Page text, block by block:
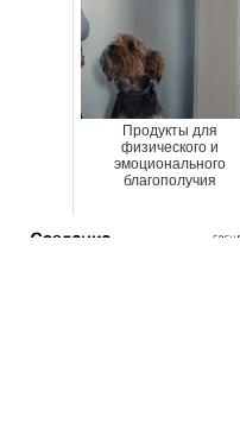
Продукты для
физического и
эмоционального
благополучия